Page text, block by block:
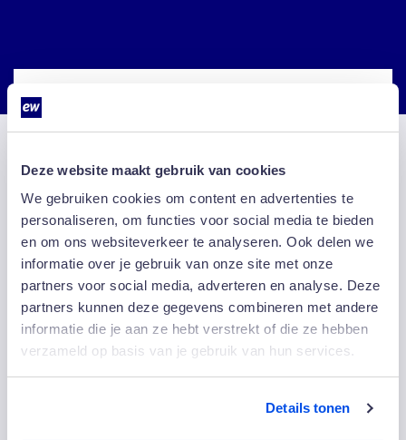
Deze website maakt gebruik van cookies
We gebruiken cookies om content en advertenties te
personaliseren, om functies voor social media te bieden
en om ons websiteverkeer te analyseren. Ook delen we
informatie over je gebruik van onze site met onze
partners voor social media, adverteren en analyse. Deze
partners kunnen deze gegevens combineren met andere
informatie die je aan ze hebt verstrekt of die ze hebben
verzameld op basis van je gebruik van hun services.
Details tonen
De Nederlandsche Bank
“Nu pas zien we wat aandacht, goede opleiding &
begeleiding en werken met goede middelen, doet met
mensen. Het team floreert onder aansturing van EW.”–
Marianne Kollaard, Tactisch Leveranciermanager bij
DNB